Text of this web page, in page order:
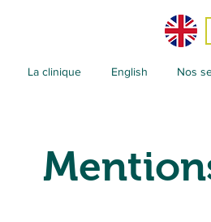
La clinique English Nos